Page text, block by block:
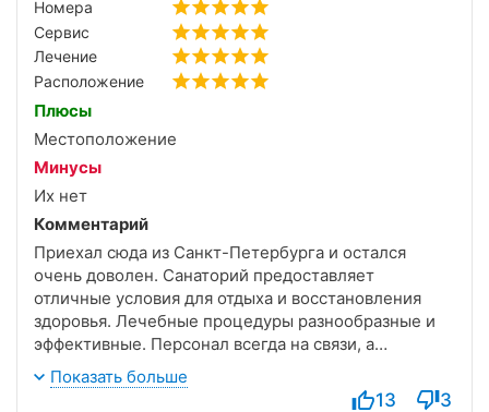
Номера
Сервис
Лечение
Расположение
Плюсы
Местоположение
Минусы
Их нет
Комментарий
Приехал сюда из Санкт-Петербурга и остался
очень доволен. Санаторий предоставляет
отличные условия для отдыха и восстановления
здоровья. Лечебные процедуры разнообразные и
эффективные. Персонал всегда на связи, а
окружение природы помогает расслабиться и
восстановить силы. Прекрасное место для
Показать больше
13 3